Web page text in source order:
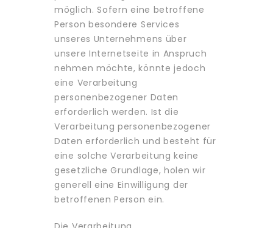
möglich. Sofern eine betroffene
Person besondere Services
unseres Unternehmens über
unsere Internetseite in Anspruch
nehmen möchte, könnte jedoch
eine Verarbeitung
personenbezogener Daten
erforderlich werden. Ist die
Verarbeitung personenbezogener
Daten erforderlich und besteht für
eine solche Verarbeitung keine
gesetzliche Grundlage, holen wir
generell eine Einwilligung der
betroffenen Person ein.